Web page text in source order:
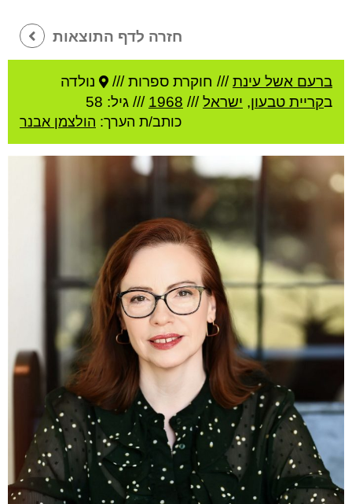
חזרה לדף התוצאות
ברעם אשל עינת/// חוקרת ספרות ///
נולדה
בקריית טבעון, ישראל///
1968 /// גיל: 58
כותב/ת הערך: הולצמן אבנר